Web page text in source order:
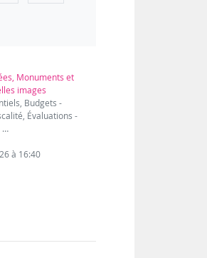
Monuments et
images
Budgets -
Évaluations -
…
à 16:40